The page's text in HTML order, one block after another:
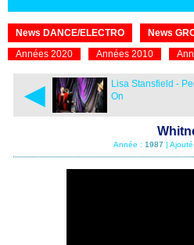
News DANCE/ELECTRO News
Années 2020
Années 2010
◄
Lisa Stansfield -
On
Année : 1987 |